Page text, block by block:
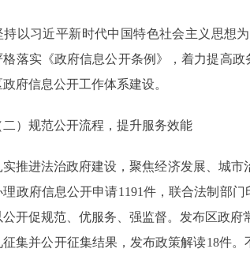
习近平新时代中国特色社会主义思想为
格落实《政府信息公开条例》，着力提高
府信息公开工作体系建设。
规范公开流程，提升服务效能
进法治政府建设，聚焦经济发展、城市
理政府信息公开申请1191件，联合法制部
公开促规范、优服务、强监督。发布区政府
征集并公开征集结果，发布政策解读18件